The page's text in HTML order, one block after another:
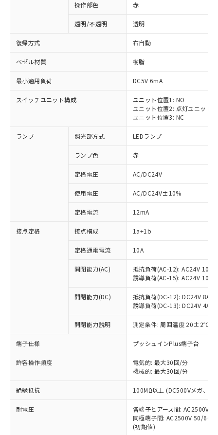
操作部色 赤
透明/不透明 透明
復帰方式 右自動
ベゼル材質 樹脂
最小適用負荷 DC5V 6mA
スイッチユニット構成
ユニット位置1: NO
ユニット位置2: 点灯ユニット
ユニット位置3: NC
ランプ 照光部方式 LEDランプ
ランプ色 赤
定格電圧 AC/DC24V
使用電圧 AC/DC24V±10%
定格電流 12mA
接点定格 接点構成 1a+1b
定格通電電流 10A
開閉能力(AC)
抵抗負荷(AC-12): AC24V 10A/
誘導負荷(AC-15): AC24V
開閉能力(DC)
抵抗負荷(DC-12): DC24V 8A/
誘導負荷(DC-13): DC24V 4A/
開閉能力説明 測定条件: 周囲温度 20±2℃、
端子仕様 プッシュインPlus端子台
許容操作頻度
電気的: 最大30回/分
機械的: 最大30回/分
絶縁抵抗 100MΩ以上 (DC500Vメガ、点
耐電圧
各端子とアース間: AC2500V
同極端子間: AC2500V 50/
(初期値)
ご利用条件
ご利用ください。
本サービスは、当社制御機器事業取扱
商品の当社在庫状況および標準価格
(税抜)を提供させていただくもので
当社制御機器事業取扱商品の中には、
本サービスの対象外となる商品もある
ことをご了承ください。
在庫状況および標準価格照会結果は、
対応済み：EU RoHS指令（10物質）の
非含有に対応した製品が提供可能な商品で
対応予定：EU RoHS指令（10物質）の非含
有に対応した製品に切り替える予定のある
対応予定なし：EU RoHS指令（10物質）の
非含有に非対応の商品で、対応品を出す予
定はありません。
調査・確認中：EU RoHS指令（10物質）の
非含有の対応状況を調査中または確認中の
害物質有無と関係のない商品です。
仕入先様の事情により、非含有部品として
いたものが、含有品と判明した場合などや
むを得ず変更することがあります。
※1 中国RoHS○×表
「○」：最大均質材料含有率が中国RoHSの
基準値以下であることを示します。
「×」：最大均質材料含有率が中国RoHSの
基準値を超えていることを示します。
「－」：未確認です。当社販売部門へお問
当社は、これら貴社製品のうち、外国
為替および外国貿易法に定める商品